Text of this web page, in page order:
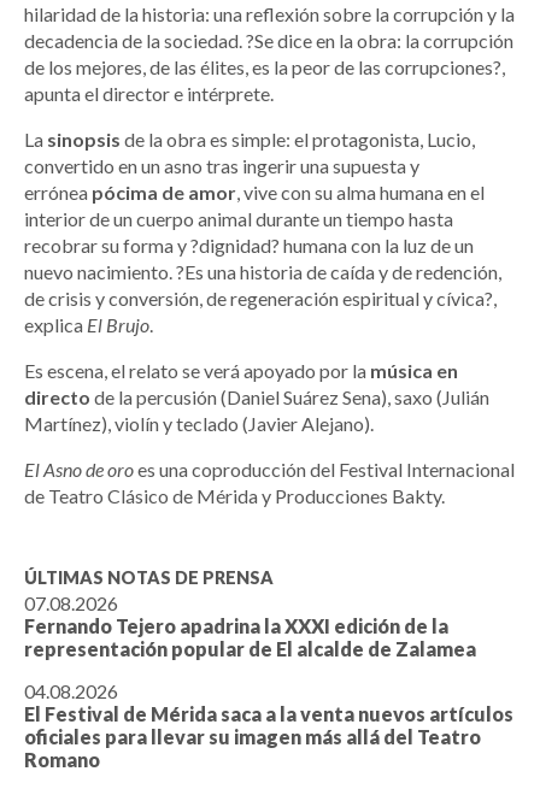
hilaridad de la historia: una reflexión sobre la corrupción y la
decadencia de la sociedad. ?Se dice en la obra: la corrupción
de los mejores, de las élites, es la peor de las corrupciones?,
apunta el director e intérprete.
La sinopsis de la obra es simple: el protagonista, Lucio,
convertido en un asno tras ingerir una supuesta y
errónea pócima de amor , vive con su alma humana en el
interior de un cuerpo animal durante un tiempo hasta
recobrar su forma y ?dignidad? humana con la luz de un
nuevo nacimiento. ?Es una historia de caída y de redención,
de crisis y conversión, de regeneración espiritual y cívica?,
explica El Brujo
Es escena, el relato se verá apoyado por la música en
directo de la percusión (Daniel Suárez Sena), saxo (Julián
Martínez), violín y teclado (Javier Alejano).
El Asno de oroes una coproducción del Festival Internacional
de Teatro Clásico de Mérida y Producciones Bakty.
ÚLTIMAS NOTAS DE PRENSA
07.08.2026
Fernando Tejero apadrina la XXXI edición de la
representación popular de El alcalde de Zalamea
04.08.2026
El Festival de Mérida saca a la venta nuevos artículos
oficiales para llevar su imagen más allá del Teatro
Romano